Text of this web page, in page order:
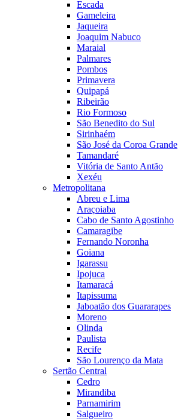
Escada
Gameleira
Jaqueira
Joaquim Nabuco
Maraial
Palmares
Pombos
Primavera
Quipapá
Ribeirão
Rio Formoso
São Benedito do Sul
Sirinhaém
São José da Coroa Grande
Tamandaré
Vitória de Santo Antão
Xexéu
Metropolitana
Abreu e Lima
Araçoiaba
Cabo de Santo Agostinho
Camaragibe
Fernando Noronha
Goiana
Igarassu
Ipojuca
Itamaracá
Itapissuma
Jaboatão dos Guararapes
Moreno
Olinda
Paulista
Recife
São Lourenço da Mata
Sertão Central
Cedro
Mirandiba
Parnamirim
Salgueiro